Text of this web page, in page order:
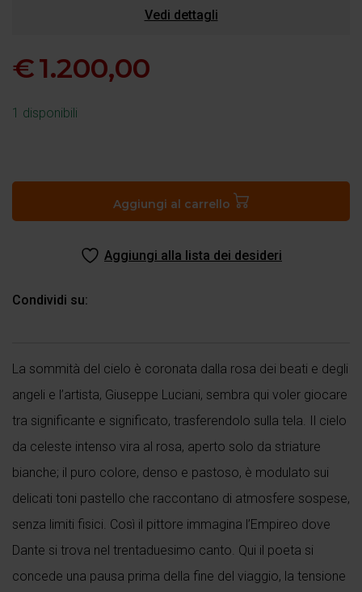
Vedi dettagli
€1.200,00
1 disponibili
Paradiso
Aggiungi al carrello
Aggiungi alla lista dei desideri
Condividi su:
La sommità del cielo è coronata dalla rosa dei beati e degli
angeli e l’artista, Giuseppe Luciani, sembra qui voler giocare
tra significante e significato, trasferendolo sulla tela. Il cielo
da celeste intenso vira al rosa, aperto solo da striature
bianche; il puro colore, denso e pastoso, è modulato sui
delicati toni pastello che raccontano di atmosfere sospese,
senza limiti fisici. Così il pittore immagina l’Empireo dove
Dante si trova nel trentaduesimo canto. Qui il poeta si
concede una pausa prima della fine del viaggio, la tensione